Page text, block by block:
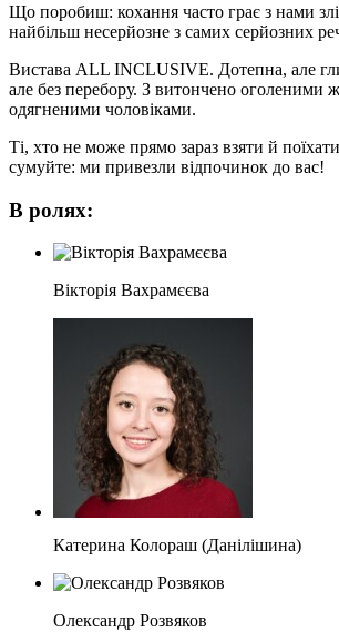
Що поробиш: кохання часто грає з нами
найбільш несерйозне з самих серйозних
Вистава ALL INCLUSIVE. Дотепна, але
але без перебору. З витончено оголеними
одягненими чоловіками.
Ті, хто не може прямо зараз взяти й
сумуйте: ми привезли відпочинок до вас!
В ролях:
Вікторія Вахрамєєва
Катерина Колораш (Данілішина)
Олександр Розвяков